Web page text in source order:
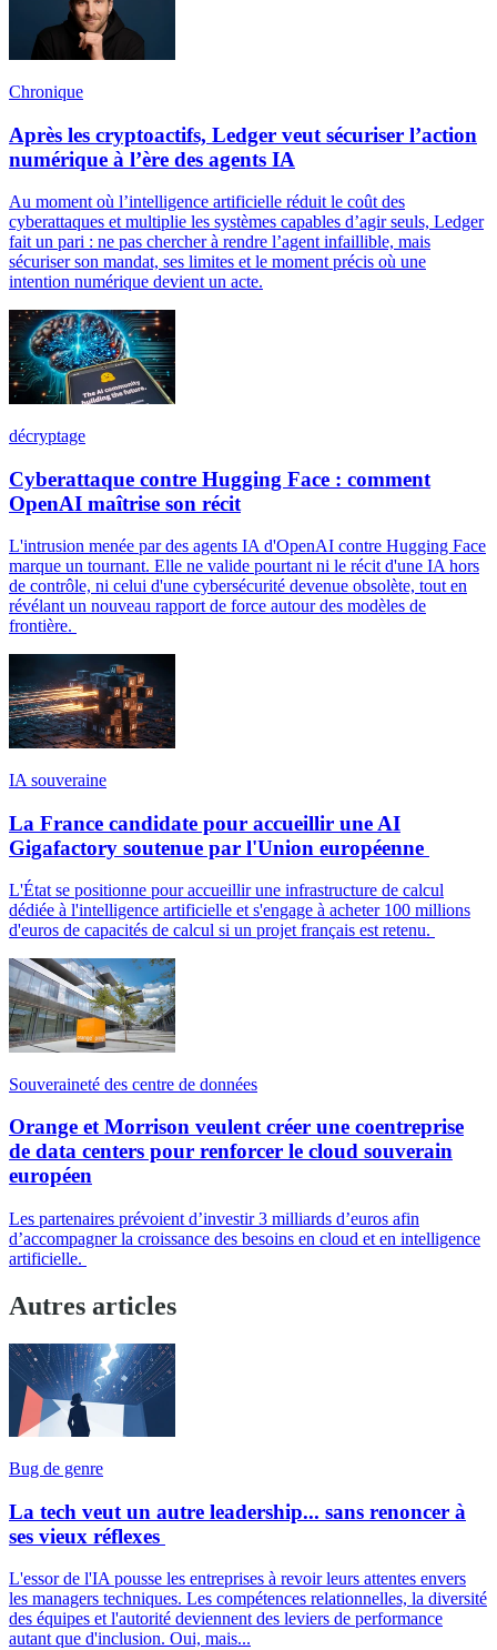
Chronique
Après les cryptoactifs, Ledger veut sécuriser l’action
numérique à l’ère des agents IA
Au moment où l’intelligence artificielle réduit le coût des
cyberattaques et multiplie les systèmes capables d’agir seuls, Ledger
fait un pari : ne pas chercher à rendre l’agent infaillible, mais
sécuriser son mandat, ses limites et le moment précis où une
intention numérique devient un acte.
décryptage
Cyberattaque contre Hugging Face : comment
OpenAI maîtrise son récit
L'intrusion menée par des agents IA d'OpenAI contre Hugging Face
marque un tournant. Elle ne valide pourtant ni le récit d'une IA hors
de contrôle, ni celui d'une cybersécurité devenue obsolète, tout en
révélant un nouveau rapport de force autour des modèles de
frontière.
IA souveraine
La France candidate pour accueillir une AI
Gigafactory soutenue par l'Union européenne
L'État se positionne pour accueillir une infrastructure de calcul
dédiée à l'intelligence artificielle et s'engage à acheter 100 millions
d'euros de capacités de calcul si un projet français est retenu.
Souveraineté des centre de données
Orange et Morrison veulent créer une coentreprise
de data centers pour renforcer le cloud souverain
européen
Les partenaires prévoient d’investir 3 milliards d’euros afin
d’accompagner la croissance des besoins en cloud et en intelligence
artificielle.
Autres articles
Bug de genre
La tech veut un autre leadership... sans renoncer à
ses vieux réflexes
L'essor de l'IA pousse les entreprises à revoir leurs attentes envers
les managers techniques. Les compétences relationnelles, la diversité
des équipes et l'autorité deviennent des leviers de performance
autant que d'inclusion. Oui, mais...